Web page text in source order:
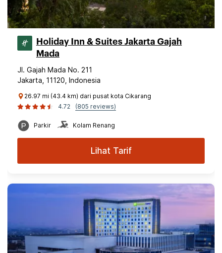
Holiday Inn & Suites Jakarta Gajah
Mada
Jl. Gajah Mada No. 211
Jakarta, 11120, Indonesia
26.97 mi (43.4 km) dari pusat kota Cikarang
4.72
(805 reviews)
Parkir Kolam Renang
Lihat Tarif